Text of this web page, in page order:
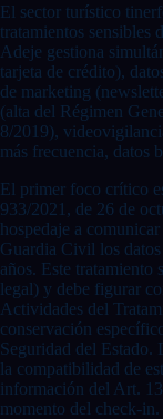
El sector turístico
tratamientos sensibles
Adeje gestiona
tarjeta de crédito),
de marketing
(alta del Régimen
8/2019),
más frecuencia, datos
El primer foco crítico
933/2021, de 26 de
hospedaje a
Guardia Civil los datos
años. Este
legal) y debe figurar
Actividades del
conservación
Seguridad del
la compatibilidad de
información del Art.
momento del check-in.